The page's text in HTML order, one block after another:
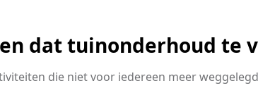
dat tuinonderhoud te
die niet voor iedereen meer